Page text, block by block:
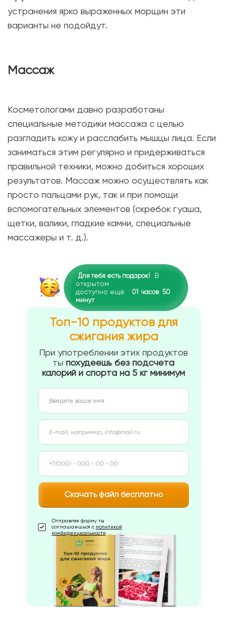
устранения ярко выраженных морщин эти
варианты не подойдут.
Массаж
Косметологами давно разработаны
специальные методики массажа с целью
разгладить кожу и расслабить мышцы лица. Если
заниматься этим регулярно и придерживаться
правильной техники, можно добиться хороших
результатов. Массаж можно осуществлять как
просто пальцами рук, так и при помощи
вспомогательных элементов (скребок гуаша,
щетки, валики, гладкие камни, специальные
массажеры и т. д.).
Для тебя есть подарок!
В
открытом
доступно ещё
01 часов 50
минут
Топ-10 продуктов для
сжигания жира
При употреблении этих продуктов
ты похудеешь без подсчета
калорий и спорта на 5 кг минимум
Скачать файл бесплатно
Отправляя форму ты
соглашаешься с политикой
конфиденциальности